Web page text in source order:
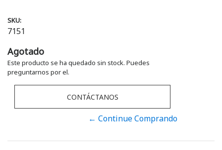
SKU:
7151
Agotado
Este producto se ha quedado sin stock. Puedes
preguntarnos por el.
CONTÁCTANOS
← Continue Comprando